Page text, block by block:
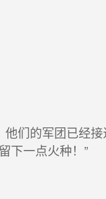
们的军团已经
下一点火种！”